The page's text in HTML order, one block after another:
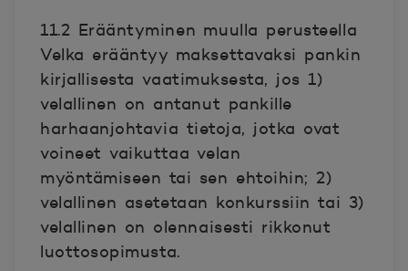
11.2 Erääntyminen muulla perusteella
Velka erääntyy maksettavaksi pankin
kirjallisesta vaatimuksesta, jos 1)
velallinen on antanut pankille
harhaanjohtavia tietoja, jotka ovat
voineet vaikuttaa velan
myöntämiseen tai sen ehtoihin; 2)
velallinen asetetaan konkurssiin tai 3)
velallinen on olennaisesti rikkonut
luottosopimusta.